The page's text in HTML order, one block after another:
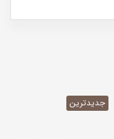
جدیدترین